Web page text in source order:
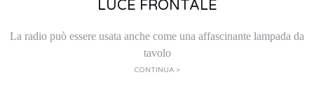
LUCE FRONTALE
La radio può essere usata anche come una affascinante lampada da
tavolo
CONTINUA >